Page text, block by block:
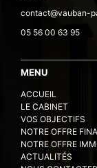
contact@vauban-
05 56 00 63 95
MENU
ACCUEIL
LE CABINET
VOS OBJECTIFS
NOTRE OFFRE
NOTRE OFFRE
ACTUALITÉS